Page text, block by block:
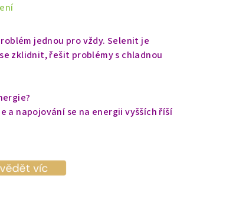
jednou pro vždy. Selenit je
zklidnit, řešit problémy s chladnou
napojování se na energii vyšších říší